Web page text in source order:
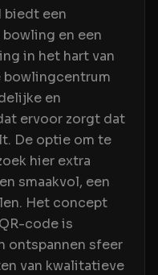
biedt een
en een
in het hart van
bowlingcentrum
en
ervoor zorgt dat
De optie om te
hier extra
smaakvol, een
Het concept
code is
ontspannen sfeer
van kwalitatieve